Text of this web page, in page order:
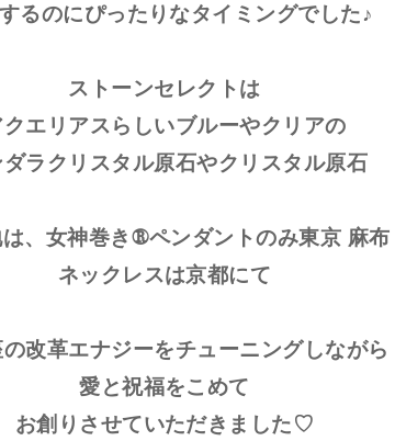
るのにぴったりなタイミングでした♪
ストーンセレクトは
クエリアスらしいブルーやクリアの
ダラクリスタル原石やクリスタル原石
、女神巻き®ペンダントのみ東京 麻布
ネックレスは京都にて
改革エナジーをチューニングしながら
愛と祝福をこめて
お創りさせていただきました♡